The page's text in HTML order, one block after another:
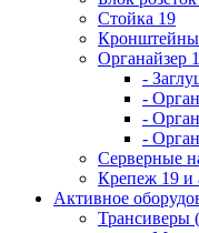
Стойка 19
Кронштейны
Органайзер
-
-
-
-
Серверные
Крепеж 19 и
Активное
Трансиверы